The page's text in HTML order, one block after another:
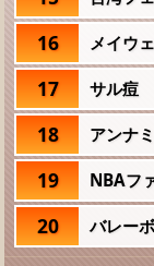
16 メイウ
17 サル痘
18 アンナ
19 NBAフ
20 バレー